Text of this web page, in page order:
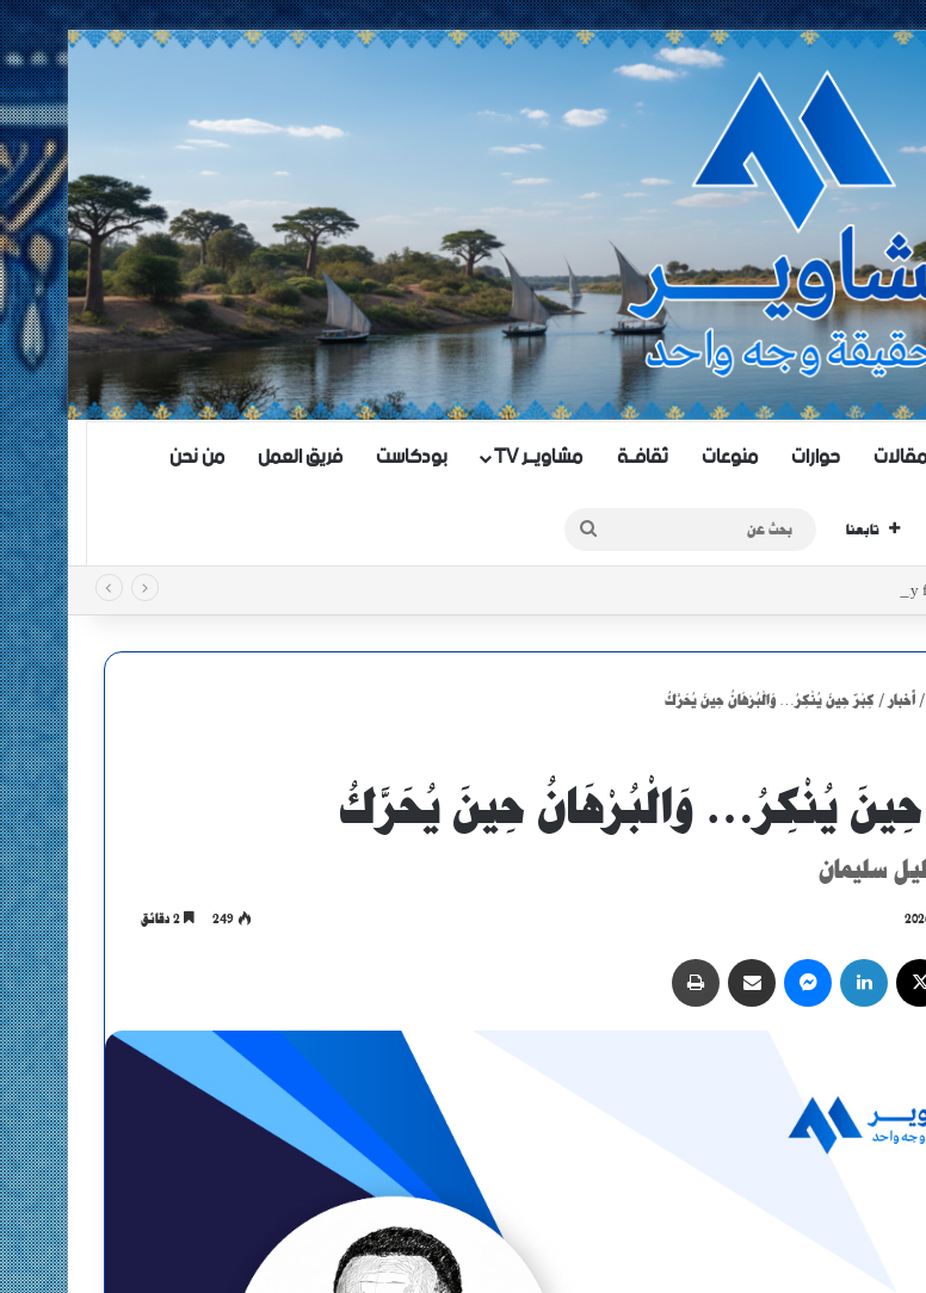
مقالات حوارات منوعات ثقافــة مشاويــر TV بودكاست فريق العمل من نحن
تابعنا بحث
عن
Initiatives to Support Food
/ أخبار / كِبْرٌ حِينَ يُنْكِرُ… وَالْبُرْهَانُ حِينَ يُحَرَّكُ
يُنْكِرُ… وَالْبُرْهَانُ حِينَ يُحَرَّكُ
سليمان
249
لينكدإن ماسنجر مشاركة عبر البريد